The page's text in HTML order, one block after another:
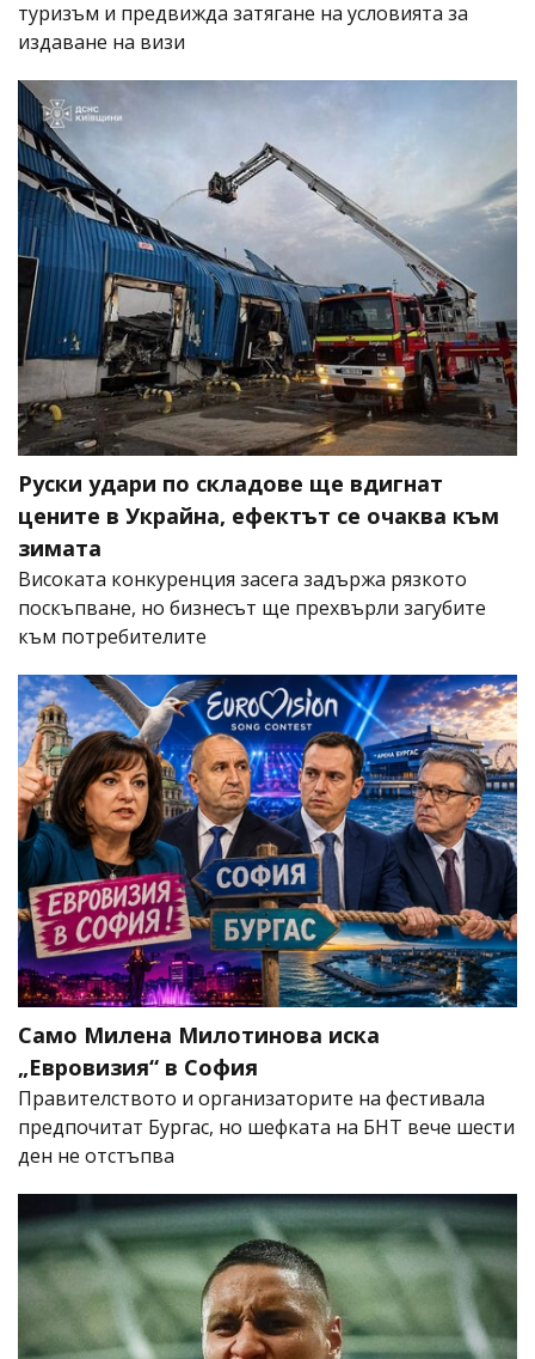
туризъм и предвижда затягане на условията за
издаване на визи
Руски удари по складове ще вдигнат
цените в Украйна, ефектът се очаква към
зимата
Високата конкуренция засега задържа рязкото
поскъпване, но бизнесът ще прехвърли загубите
към потребителите
Само Милена Милотинова иска
„Евровизия“ в София
Правителството и организаторите на фестивала
предпочитат Бургас, но шефката на БНТ вече шести
ден не отстъпва